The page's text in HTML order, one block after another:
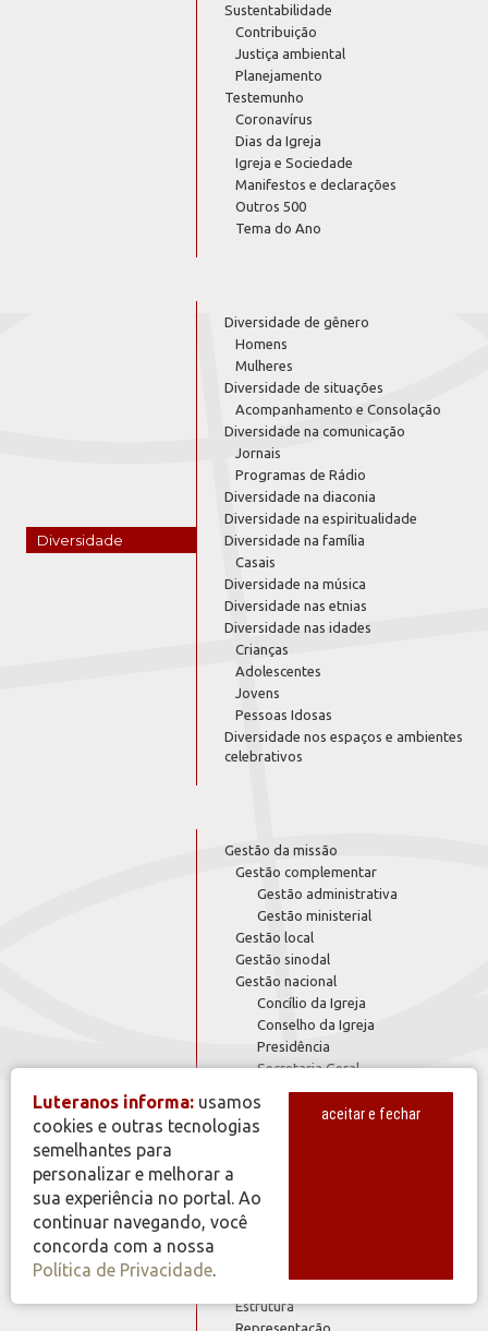
Sustentabilidade
Contribuição
Justiça ambiental
Planejamento
Testemunho
Coronavírus
Dias da Igreja
Igreja e Sociedade
Manifestos e declarações
Outros 500
Tema do Ano
Diversidade
Diversidade de gênero
Homens
Mulheres
Diversidade de situações
Acompanhamento e Consolação
Diversidade na comunicação
Jornais
Programas de Rádio
Diversidade na diaconia
Diversidade na espiritualidade
Diversidade na família
Casais
Diversidade na música
Diversidade nas etnias
Diversidade nas idades
Crianças
Adolescentes
Jovens
Pessoas Idosas
Diversidade nos espaços e ambientes
celebrativos
Gestão da missão
Gestão complementar
Gestão administrativa
Gestão ministerial
Gestão local
Gestão sinodal
Gestão nacional
Concílio da Igreja
Conselho da Igreja
Presidência
Secretaria Geral
Planejamento
PAMI
Suporte documental
Constituição e regulamentações
complementares
Compromisso
Estrutura
Representação
Luteranos informa: usamos
cookies e outras tecnologias
semelhantes para
personalizar e melhorar a
sua experiência no portal. Ao
continuar navegando, você
concorda com a nossa
Política de Privacidade.
aceitar e fechar